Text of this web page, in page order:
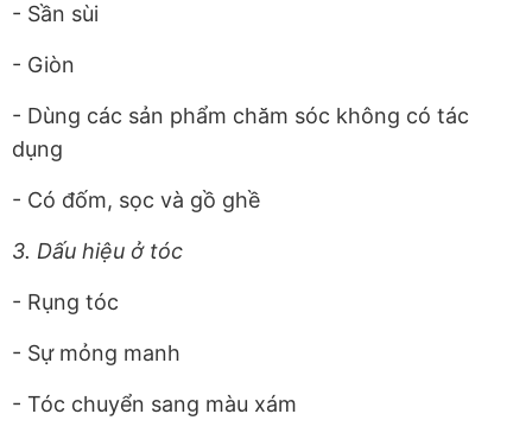
- Sần sùi
- Giòn
- Dùng các sản phẩm chăm sóc không có tác
dụng
- Có đốm, sọc và gồ ghề
3. Dấu hiệu ở tóc
- Rụng tóc
- Sự mỏng manh
- Tóc chuyển sang màu xám